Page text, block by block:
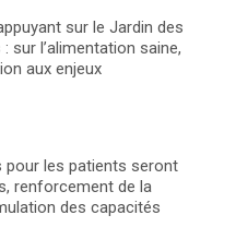
sur le Jardin des
sur l’alimentation saine,
aux enjeux
pour les patients seront
renforcement de la
des capacités